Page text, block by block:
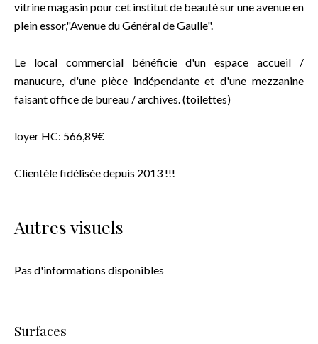
vitrine magasin pour cet institut de beauté sur une avenue en
plein essor,"Avenue du Général de Gaulle".
Le local commercial bénéficie d'un espace accueil /
manucure, d'une pièce indépendante et d'une mezzanine
faisant office de bureau / archives. (toilettes)
loyer HC: 566,89€
Clientèle fidélisée depuis 2013 !!!
Autres visuels
Pas d'informations disponibles
Surfaces